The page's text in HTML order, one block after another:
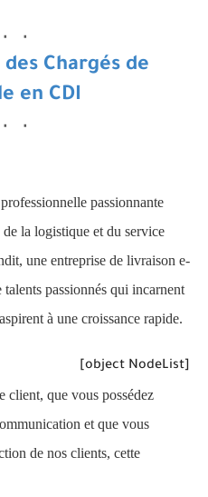
Chargés de
en CDI
passionnante
la logistique et du service
une entreprise de livraison e-
passionnés qui incarnent
à une croissance rapide.
[object NodeList]
client, que vous possédez
et que vous
de nos clients, cette